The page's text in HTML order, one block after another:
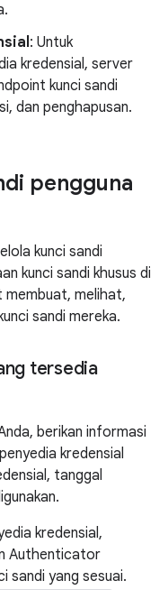
: Untuk
kredensial, server
kunci sandi
dan penghapusan.
pengguna
kunci sandi
kunci sandi khusus di
membuat, melihat,
sandi mereka.
tersedia
berikan informasi
kredensial
tanggal
kredensial,
Authenticator
sandi yang sesuai.